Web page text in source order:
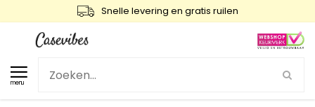
Snelle levering en gratis ruilen
menu